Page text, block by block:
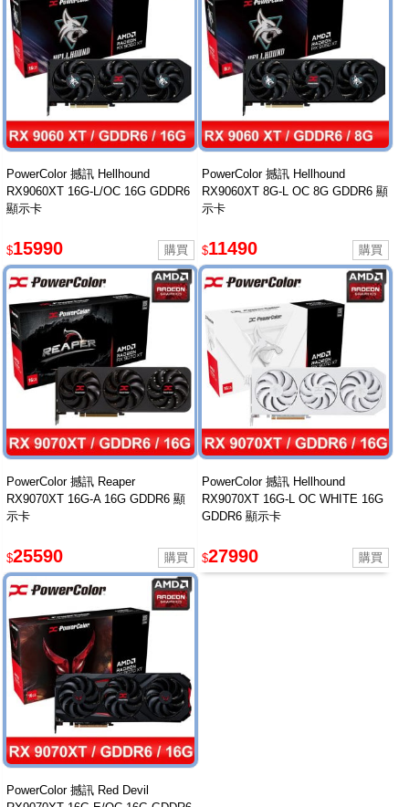
PowerColor 撼訊 Hellhound
RX9060XT 16G-L/OC 16G GDDR6
顯示卡
$15990
PowerColor 撼訊 Hellhound
RX9060XT 8G-L OC 8G GDDR6 顯
示卡
$11490
PowerColor 撼訊 Reaper
RX9070XT 16G-A 16G GDDR6 顯
示卡
$25590
PowerColor 撼訊 Hellhound
RX9070XT 16G-L OC WHITE 16G
GDDR6 顯示卡
$27990
PowerColor 撼訊 Red Devil